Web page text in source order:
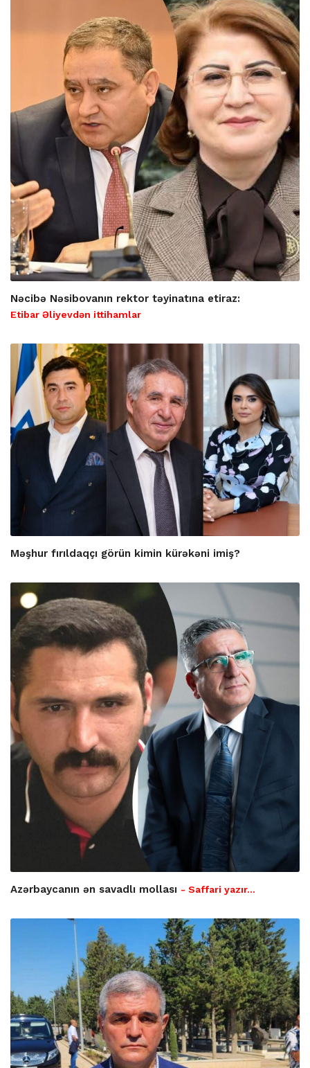
Nəcibə Nəsibovanın rektor təyinatına etiraz:
Etibar Əliyevdən ittihamlar
Məşhur fırıldaqçı görün kimin kürəkəni imiş?
Azərbaycanın ən savadlı mollası - Saffari yazır…